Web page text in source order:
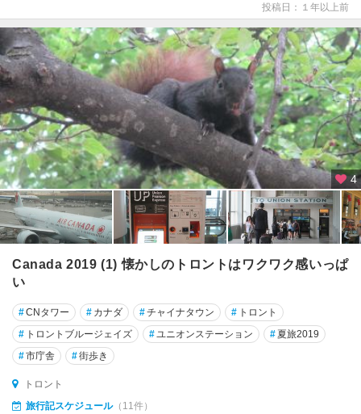
ン
ズ
ル
ト
ス
プ
リ
ン
グ
島
タ
ゥ
サ
ッ
ク
ダ
ト
マ
投稿日：１年以上前
4
Canada 2019 (1) 懐かしのトロントはワクワク感いっぱ
い
#CNタワー # カナダ #チャイナタウン # トロント
# トロントブルージェイズ #ユニオンステーション #夏旅2019
#市庁舎 #街歩き
トロント
旅行記スケジュール（11件）